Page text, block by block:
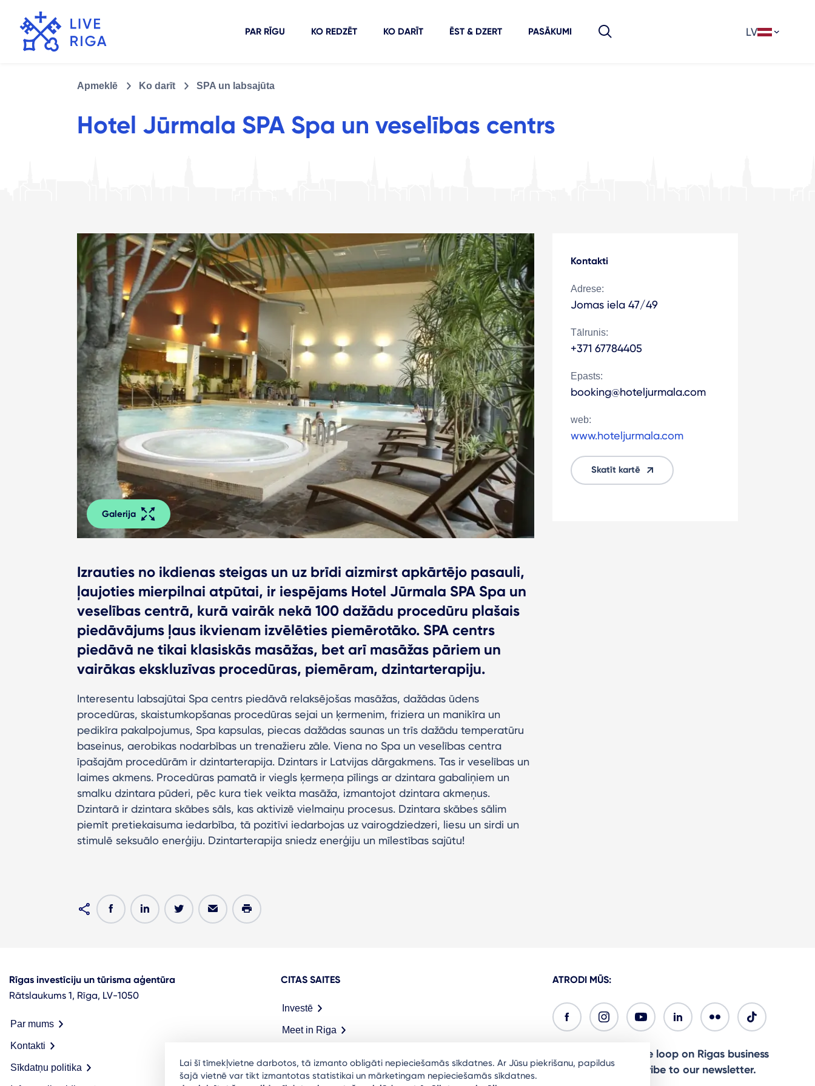
PAR RĪGU KO REDZĒT KO DARĪT ĒST & DZERT PASĀKUMI LV
Apmeklē Ko darīt SPA un labsajūta
Hotel Jūrmala SPA Spa un veselības centrs
Galerija
Izrauties no ikdienas steigas un uz brīdi aizmirst apkārtējo pasauli,
ļaujoties mierpilnai atpūtai, ir iespējams Hotel Jūrmala SPA Spa un
veselības centrā, kurā vairāk nekā 100 dažādu procedūru plašais
piedāvājums ļaus ikvienam izvēlēties piemērotāko. SPA centrs
piedāvā ne tikai klasiskās masāžas, bet arī masāžas pāriem un
vairākas ekskluzīvas procedūras, piemēram, dzintarterapiju.
Interesentu labsajūtai Spa centrs piedāvā relaksējošas masāžas, dažādas ūdens
procedūras, skaistumkopšanas procedūras sejai un ķermenim, friziera un manikīra un
pedikīra pakalpojumus, Spa kapsulas, piecas dažādas saunas un trīs dažādu temperatūru
baseinus, aerobikas nodarbības un trenažieru zāle. Viena no Spa un veselības centra
īpašajām procedūrām ir dzintarterapija. Dzintars ir Latvijas dārgakmens. Tas ir veselības un
laimes akmens. Procedūras pamatā ir viegls ķermeņa pīlings ar dzintara gabaliņiem un
smalku dzintara pūderi, pēc kura tiek veikta masāža, izmantojot dzintara akmeņus.
Dzintarā ir dzintara skābes sāls, kas aktivizē vielmaiņu procesus. Dzintara skābes sālim
piemīt pretiekaisuma iedarbība, tā pozitīvi iedarbojas uz vairogdziedzeri, liesu un sirdi un
stimulē seksuālo enerģiju. Dzintarterapija sniedz enerģiju un mīlestības sajūtu!
Kontakti
Adrese:
Jomas iela 47/49
Tālrunis:
+371 67784405
Epasts:
booking@hoteljurmala.com
web:
www.hoteljurmala.com
Skatīt kartē
Rīgas investīciju un tūrisma aģentūra
Rātslaukums 1, Rīga, LV-1050
Par mums
Kontakti
Sīkdatņu politika
CITAS SAITES
Investē
Meet in Riga
ATRODI MŪS:
Ready to stay in the loop on Rigas business
community? Subscribe to our newsletter.
Lai šī tīmekļvietne darbotos, tā izmanto obligāti nepieciešamās sīkdatnes. Ar Jūsu piekrišanu, papildus
šajā vietnē var tikt izmantotas statistikai un mārketingam nepieciešamās sīkdatnes.